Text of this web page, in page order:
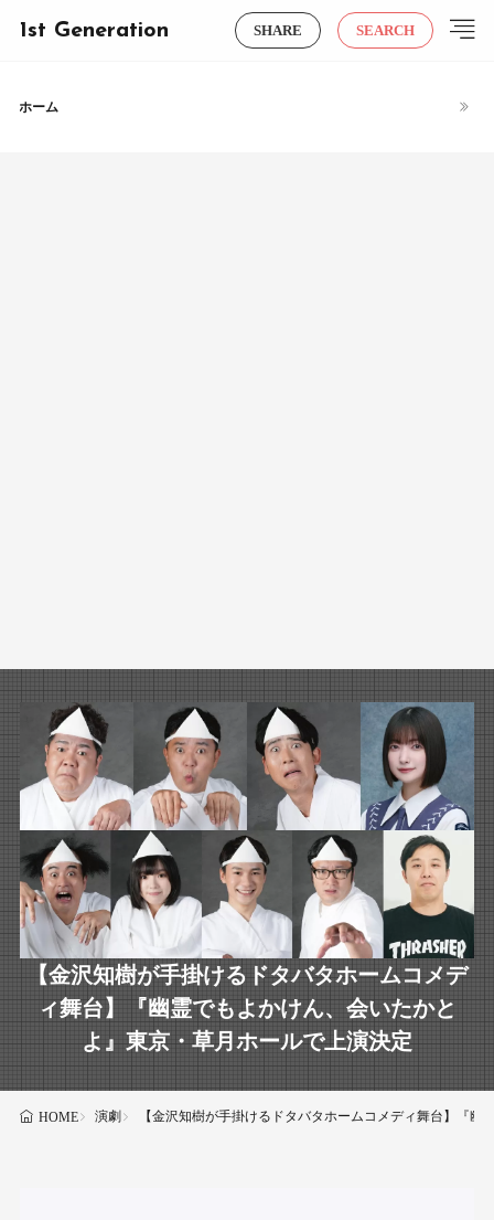
1st Generation SHARE SEARCH
ホーム
【金沢知樹が手掛けるドタバタホームコメデ
ィ舞台】『幽霊でもよかけん、会いたかと
よ』東京・草月ホールで上演決定
HOME 演劇 【金沢知樹が手掛けるドタバタホームコメディ舞台】『